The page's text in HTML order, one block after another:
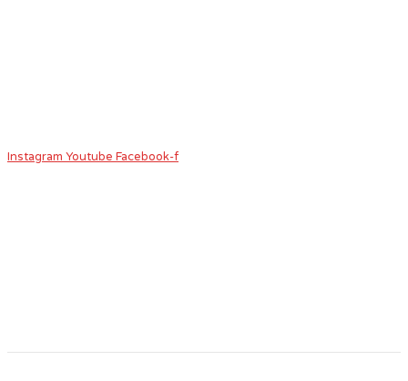
Instagram Youtube Facebook-f